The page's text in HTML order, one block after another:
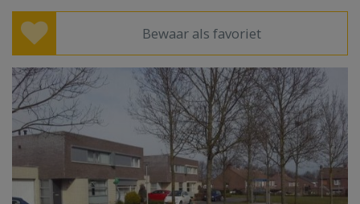
Bewaar als favoriet